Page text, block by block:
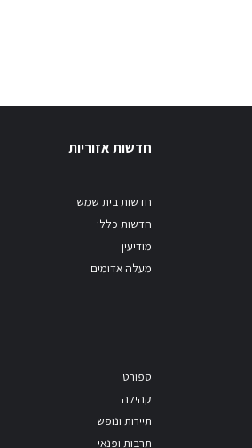
חדשות אזוריות
חדשות בית שמש
חדשות כללי
מודיעין
מעלה אדומים
ספורט
קהילה
תיירות ונופש
תרבות ופנאי